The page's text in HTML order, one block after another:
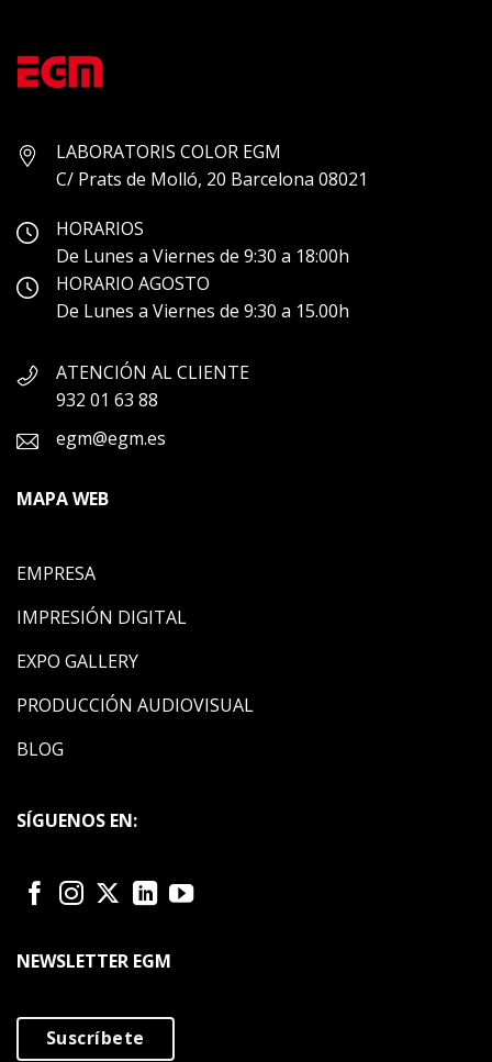
LABORATORIS COLOR EGM
C/ Prats de Molló, 20 Barcelona 08021
HORARIOS
De Lunes a Viernes de 9:30 a 18:00h
HORARIO AGOSTO
De Lunes a Viernes de 9:30 a 15.00h
ATENCIÓN AL CLIENTE
932 01 63 88
egm@egm.es
MAPA WEB
EMPRESA
IMPRESIÓN DIGITAL
EXPO GALLERY
PRODUCCIÓN AUDIOVISUAL
BLOG
SÍGUENOS EN:
NEWSLETTER EGM
Suscríbete